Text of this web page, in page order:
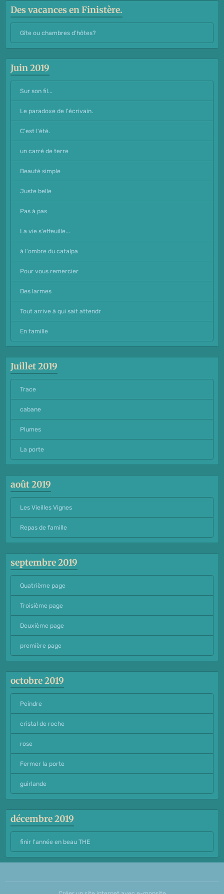
Des vacances en Finistère.
Gîte ou chambres d'hôtes?
Juin 2019
Sur son fil...
Le paradoxe de l'écrivain.
C'est l'été.
un carré de terre
Beauté simple
Juste belle
Pas à pas
La vie s'effeuille...
à l'ombre du catalpa
Pour vous remercier
Des larmes
Tout arrive à qui sait attendr
En famille
Juillet 2019
Trace
cabane
Plumes
La porte
août 2019
Les Vieilles Vignes
Repas de famille
septembre 2019
Quatrième page
Troisième page
Deuxième page
première page
octobre 2019
Peindre
cristal de roche
rose
Fermer la porte
guirlande
décembre 2019
finir l'année en beau THE